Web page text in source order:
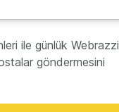
ile günlük Webrazzi
göndermesini